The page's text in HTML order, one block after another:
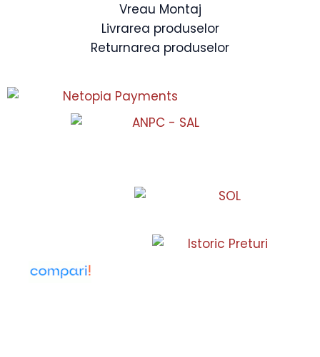
Vreau Montaj
Livrarea produselor
Returnarea produselor